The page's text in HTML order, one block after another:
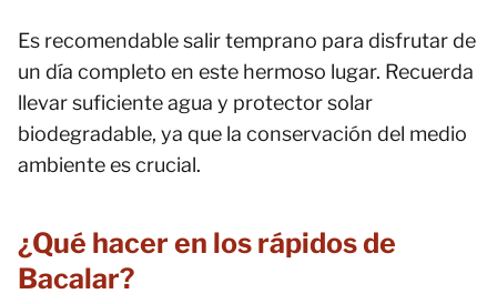
Es recomendable salir temprano para disfrutar de
un día completo en este hermoso lugar. Recuerda
llevar suficiente agua y protector solar
biodegradable, ya que la conservación del medio
ambiente es crucial.
¿Qué hacer en los rápidos de
Bacalar?